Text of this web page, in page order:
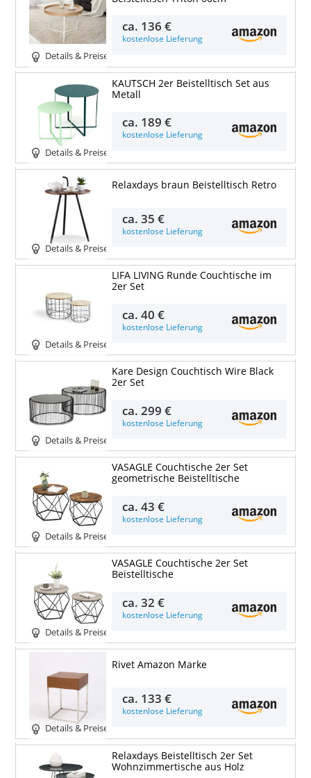
Details & Preise
ca. 136 €
kostenlose Lieferung
Details & Preise
KAUTSCH 2er Beistelltisch Set aus
Metall
ca. 189 €
kostenlose Lieferung
Details & Preise
Relaxdays braun Beistelltisch Retro
ca.35 €
kostenlose Lieferung
Details & Preise
LIFA LIVING Runde Couchtische im
2er Set
ca.40 €
kostenlose Lieferung
Details & Preise
Kare Design Couchtisch Wire Black
2er Set
ca.299 €
kostenlose Lieferung
Details & Preise
VASAGLE Couchtische 2er Set
geometrische Beistelltische
ca.43 €
kostenlose Lieferung
Details & Preise
VASAGLE Couchtische 2er Set
Beistelltische
ca.32 €
kostenlose Lieferung
Details & Preise
Rivet Amazon Marke
ca. 133 €
kostenlose Lieferung
Relaxdays Beistelltisch 2er Set
Wohnzimmertische aus Holz